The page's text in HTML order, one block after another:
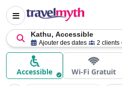
Kathu, Accessible
Ajouter des dates 2 clients
Accessible Wi-Fi Gratuit